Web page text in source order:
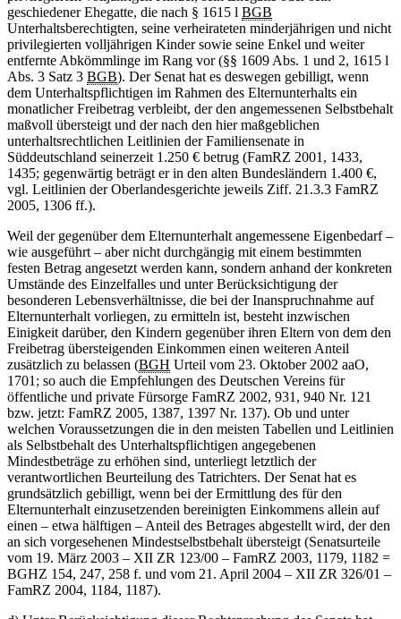
geschiedener Ehegatte, die nach § 1615 l BGB
Unterhaltsberechtigten, seine verheirateten minderjährigen und nicht
privilegierten volljährigen Kinder sowie seine Enkel und weiter
entfernte Abkömmlinge im Rang vor (§§ 1609 Abs. 1 und 2, 1615 l
Abs. 3 Satz 3 BGB). Der Senat hat es deswegen gebilligt, wenn
dem Unterhaltspflichtigen im Rahmen des Elternunterhalts ein
monatlicher Freibetrag verbleibt, der den angemessenen Selbstbehalt
maßvoll übersteigt und der nach den hier maßgeblichen
unterhaltsrechtlichen Leitlinien der Familiensenate in
Süddeutschland seinerzeit 1.250 € betrug (FamRZ 2001, 1433,
1435; gegenwärtig beträgt er in den alten Bundesländern 1.400 €,
vgl. Leitlinien der Oberlandesgerichte jeweils Ziff. 21.3.3 FamRZ
2005, 1306 ff.).
Weil der gegenüber dem Elternunterhalt angemessene Eigenbedarf –
wie ausgeführt – aber nicht durchgängig mit einem bestimmten
festen Betrag angesetzt werden kann, sondern anhand der konkreten
Umstände des Einzelfalles und unter Berücksichtigung der
besonderen Lebensverhältnisse, die bei der Inanspruchnahme auf
Elternunterhalt vorliegen, zu ermitteln ist, besteht inzwischen
Einigkeit darüber, den Kindern gegenüber ihren Eltern von dem den
Freibetrag übersteigenden Einkommen einen weiteren Anteil
zusätzlich zu belassen (BGH Urteil vom 23. Oktober 2002 aaO,
1701; so auch die Empfehlungen des Deutschen Vereins für
öffentliche und private Fürsorge FamRZ 2002, 931, 940 Nr. 121
bzw. jetzt: FamRZ 2005, 1387, 1397 Nr. 137). Ob und unter
welchen Voraussetzungen die in den meisten Tabellen und Leitlinien
als Selbstbehalt des Unterhaltspflichtigen angegebenen
Mindestbeträge zu erhöhen sind, unterliegt letztlich der
verantwortlichen Beurteilung des Tatrichters. Der Senat hat es
grundsätzlich gebilligt, wenn bei der Ermittlung des für den
Elternunterhalt einzusetzenden bereinigten Einkommens allein auf
einen – etwa hälftigen – Anteil des Betrages abgestellt wird, der den
an sich vorgesehenen Mindestselbstbehalt übersteigt (Senatsurteile
vom 19. März 2003 – XII ZR 123/00 – FamRZ 2003, 1179, 1182 =
BGHZ 154, 247, 258 f. und vom 21. April 2004 – XII ZR 326/01 –
FamRZ 2004, 1184, 1187).